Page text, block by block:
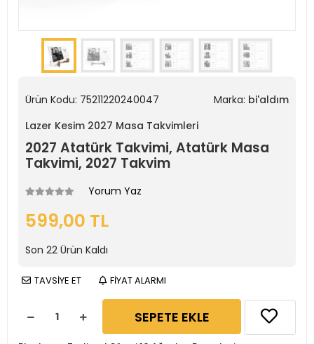
Ürün Kodu: 75211220240047 Marka: bi'aldım
Lazer Kesim 2027 Masa Takvimleri
2027 Atatürk Takvimi, Atatürk Masa
Takvimi, 2027 Takvim
Yorum Yaz
599,00 TL
Son 22 Ürün Kaldı
TAVSİYE ET FİYAT ALARMI
SEPETE EKLE